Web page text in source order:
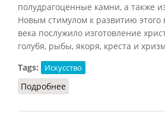
полудрагоценные камни, а также
Новым стимулом к развитию этого
века послужило изготовление
голубя, рыбы, якоря, креста и
Tags:
Искусство
Подробнее